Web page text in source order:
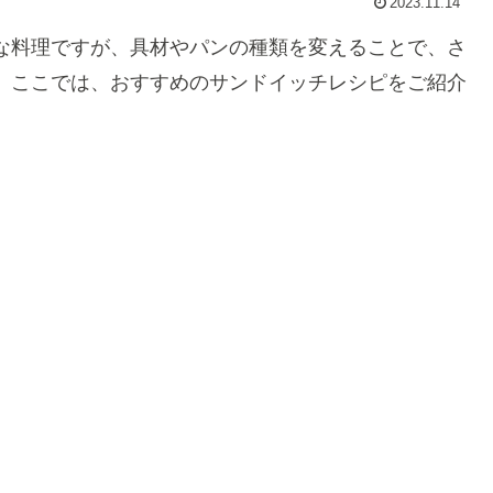
理ですが、具材やパンの種類を変えることで、さ
こでは、おすすめのサンドイッチレシピをご紹介